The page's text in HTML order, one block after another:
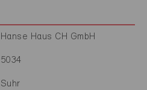
Hanse Haus CH GmbH
5034
Suhr